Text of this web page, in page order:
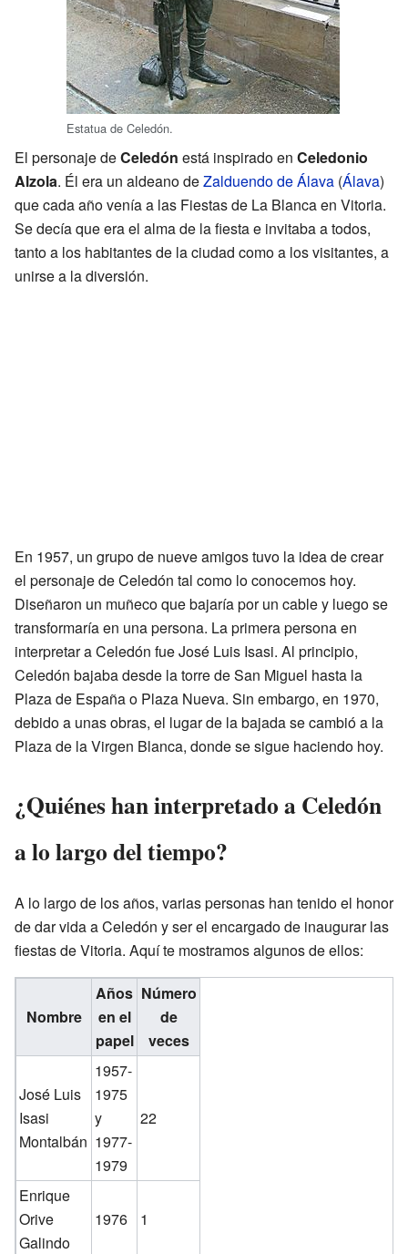
Estatua de Celedón.
El personaje deCeledón está inspirado en Celedonio
Alzola. Él era un aldeano deZalduendo de Álava (Álava)
que cada año venía a las Fiestas de La Blanca en Vitoria.
Se decía que era el alma de la fiesta e invitaba a todos,
tanto a los habitantes de la ciudad como a los visitantes, a
unirse a la diversión.
En 1957, un grupo de nueve amigos tuvo la idea de crear
el personaje de Celedón tal como lo conocemos hoy.
Diseñaron un muñeco que bajaría por un cable y luego se
transformaría en una persona. La primera persona en
interpretar a Celedón fue José Luis Isasi. Al principio,
Celedón bajaba desde la torre de San Miguel hasta la
Plaza de España o Plaza Nueva. Sin embargo, en 1970,
debido a unas obras, el lugar de la bajada se cambió a la
Plaza de la Virgen Blanca, donde se sigue haciendo hoy.
¿Quiénes han interpretado a Celedón
a lo largo del tiempo?
A lo largo de los años, varias personas han tenido el honor
de dar vida a Celedón y ser el encargado de inaugurar las
fiestas de Vitoria. Aquí te mostramos algunos de ellos:
Nombre
Años
en el
papel
Número
de
veces
José Luis
Isasi
Montalbán
1957-
1975
y
1977-
1979
22
Enrique
Orive
Galindo
1976 1